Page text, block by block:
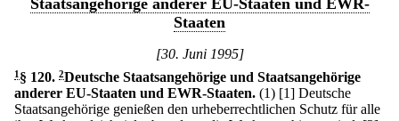
Staatsangehörige anderer EU-Staaten und EWR-
Staaten
[30. Juni 1995]
1 § 120. 2Deutsche Staatsangehörige und Staatsangehörige
anderer EU-Staaten und EWR-Staaten. (1) [1] Deutsche
Staatsangehörige genießen den urheberrechtlichen Schutz für alle